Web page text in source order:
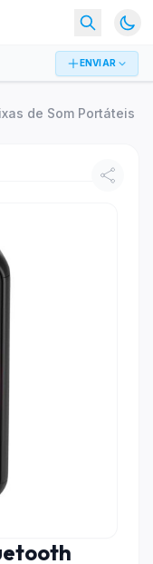
ENVIAR
de Som Portáteis